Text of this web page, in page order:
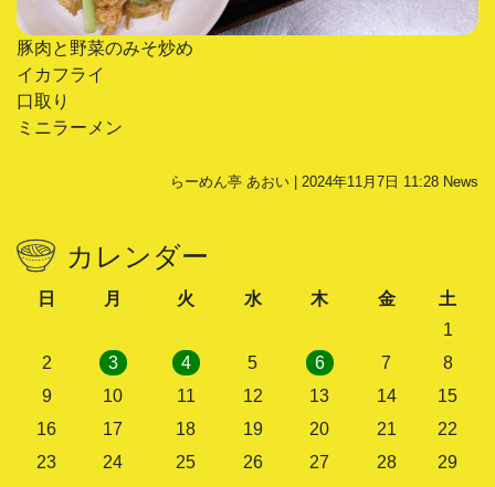
豚肉と野菜のみそ炒め
イカフライ
口取り
ミニラーメン
らーめん亭 あおい | 2024年11月7日 11:28 News
カレンダー
日 月 火 水 木 金
土
1
2
3 4 5 6 7
8
9
10 11 12 13 14
15
16
17 18 19 20 21
22
23
24 25 26 27 28
29